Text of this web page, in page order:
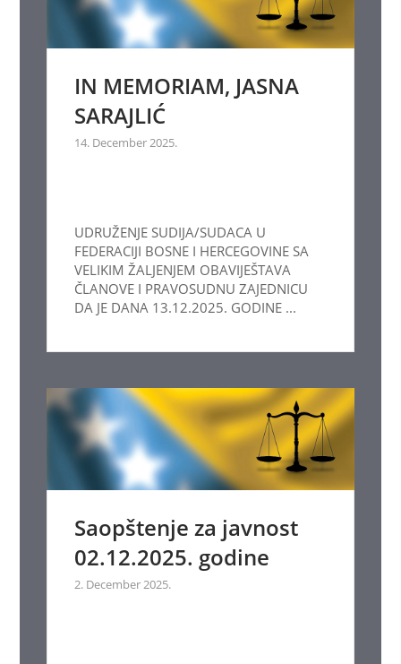
IN MEMORIAM, JASNA
SARAJLIĆ
14. December 2025.
UDRUŽENJE SUDIJA/SUDACA U
FEDERACIJI BOSNE I HERCEGOVINE SA
VELIKIM ŽALJENJEM OBAVIJEŠTAVA
ČLANOVE I PRAVOSUDNU ZAJEDNICU
DA JE DANA 13.12.2025. GODINE ...
Saopštenje za javnost
02.12.2025. godine
2. December 2025.